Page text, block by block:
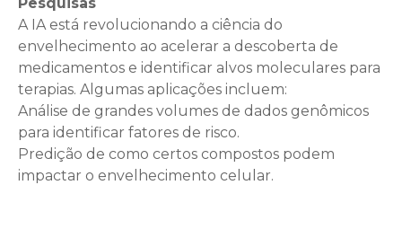
A IA está revolucionando a ciência do
envelhecimento ao acelerar a descoberta de
medicamentos e identificar alvos moleculares para
terapias. Algumas aplicações incluem:
Análise de grandes volumes de dados genômicos
para identificar fatores de risco.
Predição de como certos compostos podem
impactar o envelhecimento celular.